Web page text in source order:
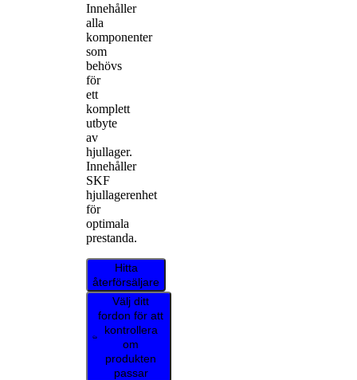
Innehåller
alla
komponenter
som
behövs
för
ett
komplett
utbyte
av
hjullager.
Innehåller
SKF
hjullagerenhet
för
optimala
prestanda.
Hitta
återförsäljare
Välj ditt
fordon för att
kontrollera
om
produkten
passar